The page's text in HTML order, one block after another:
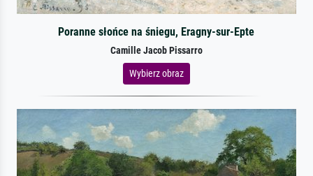
Poranne słońce na śniegu, Eragny-sur-Epte
Camille Jacob Pissarro
Wybierz obraz